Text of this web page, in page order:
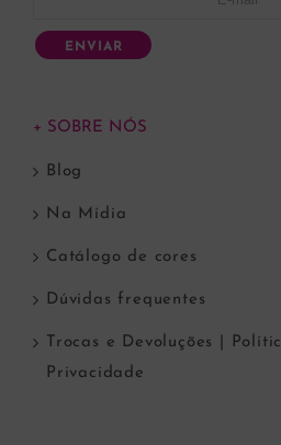
ENVIAR
+ SOBRE NÓS
Blog
Na Mídia
Catálogo de cores
Dúvidas frequentes
Trocas e Devoluções |
Privacidade